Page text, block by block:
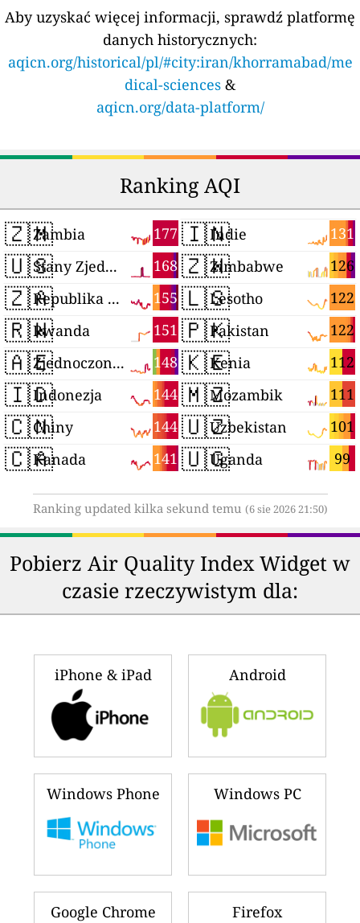
Aby uzyskać więcej informacji, sprawdź platformę
danych historycznych:
aqicn.org/historical/pl/#city:iran/khorramabad/me
dical-sciences &
aqicn.org/data-platform/
Ranking AQI
🇿🇲 177
Zambia
🇺🇸 168
Stany Zjednoczone
🇿🇦 155
Republika Południowej Afryki
🇷🇼 151
Rwanda
🇦🇪 148
Zjednoczone Emiraty Arabskie
🇮🇩 144
Indonezja
🇨🇳 144
Chiny
🇨🇦 141
Kanada
🇮🇳 131
Indie
🇿🇼 126
Zimbabwe
🇱🇸 122
Lesotho
🇵🇰 122
Pakistan
🇰🇪 112
Kenia
🇲🇿 111
Mozambik
🇺🇿 101
Uzbekistan
🇺🇬 99
Uganda
Ranking updated kilka sekund temu (6 sie 2026 21:50)
Pobierz Air Quality Index Widget w
czasie rzeczywistym dla:
iPhone & iPad Android
Windows Phone Windows PC
Google Chrome Firefox